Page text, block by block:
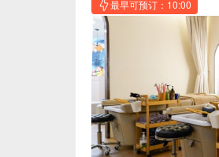
最早可预订：10:00